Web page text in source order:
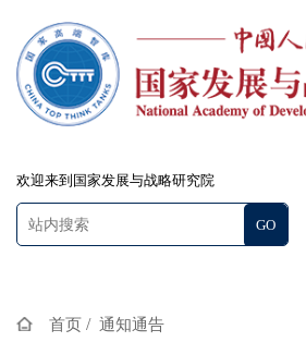
欢迎来到国家发展与战略研究院
首页 / 通知通告